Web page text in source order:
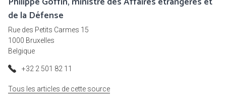
de la Défense
Rue des Petits Carmes 15
1000 Bruxelles
Belgique
+32 2 501 82 11
Tous les articles de cette source